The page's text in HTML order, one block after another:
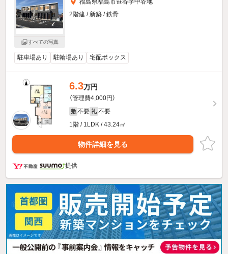
すべての写真
2階建 / 新築 / 鉄骨
駐車場あり 駐輪場あり 宅配ボックス
6.3万円
（管理費4,000円）
敷 不要 礼 不要
1階 / 1LDK / 43.24㎡
物件詳細を見る
提供